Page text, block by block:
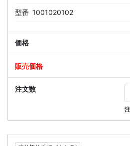
型番 1001020102